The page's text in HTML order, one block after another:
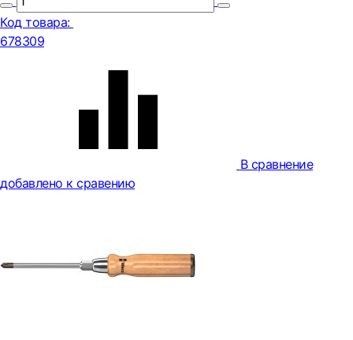
Код товара:
678309
В сравнение
добавлено к сравению